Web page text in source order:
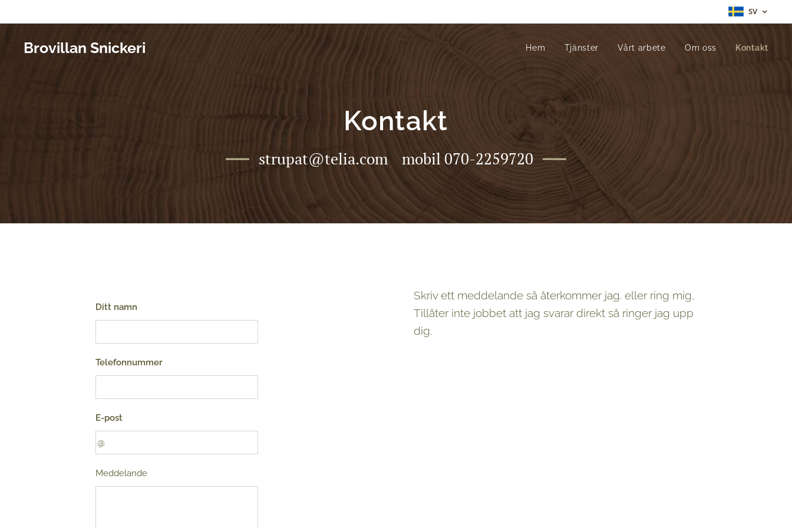
SV
Brovillan Snickeri Hem Tjänster Vårt arbete Om oss Kontakt
Kontakt
strupat@telia.com mobil 070-2259720
Ditt namn
Telefonnummer
E-post
Meddelande
Skriv ett meddelande så återkommer jag. eller ring mig,
Tillåter inte jobbet att jag svarar direkt så ringer jag upp
dig.